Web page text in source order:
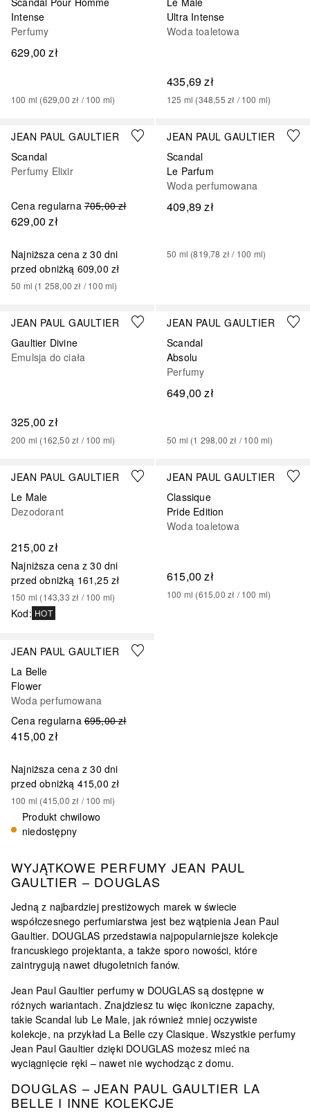
Intense
Perfumy
629,00 zł
100 ml (629,00 zł / 100 ml)
Ultra Intense
Woda toaletowa
435,69 zł
125 ml (348,55 zł / 100 ml)
JEAN PAUL GAULTIER
Scandal
Perfumy Elixir
Cena regularna 705,00 zł
629,00 zł
Najniższa cena z 30 dni
przed obniżką 609,00 zł
50 ml (1 258,00 zł / 100 ml)
JEAN PAUL GAULTIER
Scandal
Le Parfum
Woda perfumowana
409,89 zł
50 ml (819,78 zł / 100 ml)
JEAN PAUL GAULTIER
Gaultier Divine
Emulsja do ciała
325,00 zł
200 ml (162,50 zł / 100 ml)
JEAN PAUL GAULTIER
Scandal
Absolu
Perfumy
649,00 zł
50 ml (1 298,00 zł / 100 ml)
JEAN PAUL GAULTIER
Le Male
Dezodorant
215,00 zł
Najniższa cena z 30 dni
przed obniżką 161,25 zł
150 ml (143,33 zł / 100 ml)
Kod: HOT
JEAN PAUL GAULTIER
Classique
Pride Edition
Woda toaletowa
615,00 zł
100 ml (615,00 zł / 100 ml)
JEAN PAUL GAULTIER
La Belle
Flower
Woda perfumowana
Cena regularna 695,00 zł
415,00 zł
Najniższa cena z 30 dni
przed obniżką 415,00 zł
100 ml (415,00 zł / 100 ml)
Produkt chwilowo
niedostępny
WYJĄTKOWE PERFUMY JEAN PAUL
GAULTIER – DOUGLAS
Jedną z najbardziej prestiżowych marek w świecie
współczesnego perfumiarstwa jest bez wątpienia Jean Paul
Gaultier. DOUGLAS przedstawia najpopularniejsze kolekcje
francuskiego projektanta, a także sporo nowości, które
zaintrygują nawet długoletnich fanów.
Jean Paul Gaultier perfumy w DOUGLAS są dostępne w
różnych wariantach. Znajdziesz tu więc ikoniczne zapachy,
takie Scandal lub Le Male, jak również mniej oczywiste
kolekcje, na przykład La Belle czy Clasique. Wszystkie perfumy
Jean Paul Gaultier dzięki DOUGLAS możesz mieć na
wyciągnięcie ręki – nawet nie wychodząc z domu.
DOUGLAS – JEAN PAUL GAULTIER LA
BELLE I INNE KOLEKCJE